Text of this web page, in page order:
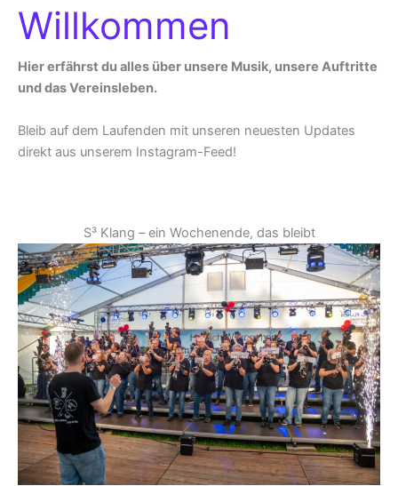
Willkommen
Hier erfährst du alles über unsere Musik, unsere Auftritte
und das Vereinsleben.
Bleib auf dem Laufenden mit unseren neuesten Updates
direkt aus unserem Instagram-Feed!
S³ Klang – ein Wochenende, das bleibt